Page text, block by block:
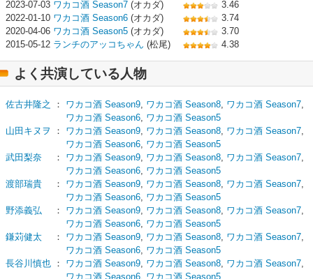
2023-07-03 ワカコ酒 Season7 (オカダ)
3.46
2022-01-10 ワカコ酒 Season6 (オカダ)
3.74
2020-04-06 ワカコ酒 Season5 (オカダ)
3.70
2015-05-12 ランチのアッコちゃん (松尾) 4.38
よく共演している人物
佐古井隆之 ： ワカコ酒 Season9, ワカコ酒 Season8, ワカコ酒 Season7,
ワカコ酒 Season6, ワカコ酒 Season5
山田キヌヲ
： ワカコ酒 Season9, ワカコ酒 Season8, ワカコ酒 Season7,
ワカコ酒 Season6, ワカコ酒 Season5
武田梨奈
： ワカコ酒 Season9, ワカコ酒 Season8, ワカコ酒 Season7,
ワカコ酒 Season6, ワカコ酒 Season5
渡部瑞貴
： ワカコ酒 Season9, ワカコ酒 Season8, ワカコ酒 Season7,
ワカコ酒 Season6, ワカコ酒 Season5
野添義弘
： ワカコ酒 Season9, ワカコ酒 Season8, ワカコ酒 Season7,
ワカコ酒 Season6, ワカコ酒 Season5
鎌苅健太
： ワカコ酒 Season9, ワカコ酒 Season8, ワカコ酒 Season7,
ワカコ酒 Season6, ワカコ酒 Season5
長谷川慎也 ： ワカコ酒 Season9, ワカコ酒 Season8, ワカコ酒 Season7,
ワカコ酒 Season6, ワカコ酒 Season5